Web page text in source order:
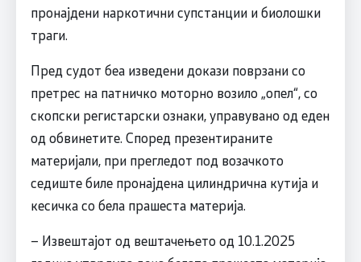
пронајдени наркотични супстанции и биолошки
траги.
Пред судот беа изведени докази поврзани со
претрес на патничко моторно возило „опел“, со
скопски регистарски ознаки, управувано од еден
од обвинетите. Според презентираните
материјали, при прегледот под возачкото
седиште биле пронајдена цилиндрична кутија и
кесичка со бела прашеста материја.
– Извештајот од вештачењето од 10.1.2025